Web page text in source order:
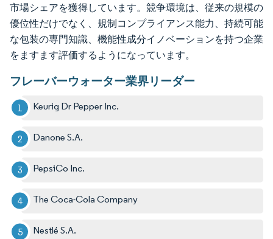
市場シェアを獲得しています。競争環境は、従来の規模の
優位性だけでなく、規制コンプライアンス能力、持続可能
な包装の専門知識、機能性成分イノベーションを持つ企業
をますます評価するようになっています。
フレーバーウォーター業界リーダー
Keurig Dr Pepper Inc.
Danone S.A.
PepsiCo Inc.
The Coca-Cola Company
Nestlé S.A.